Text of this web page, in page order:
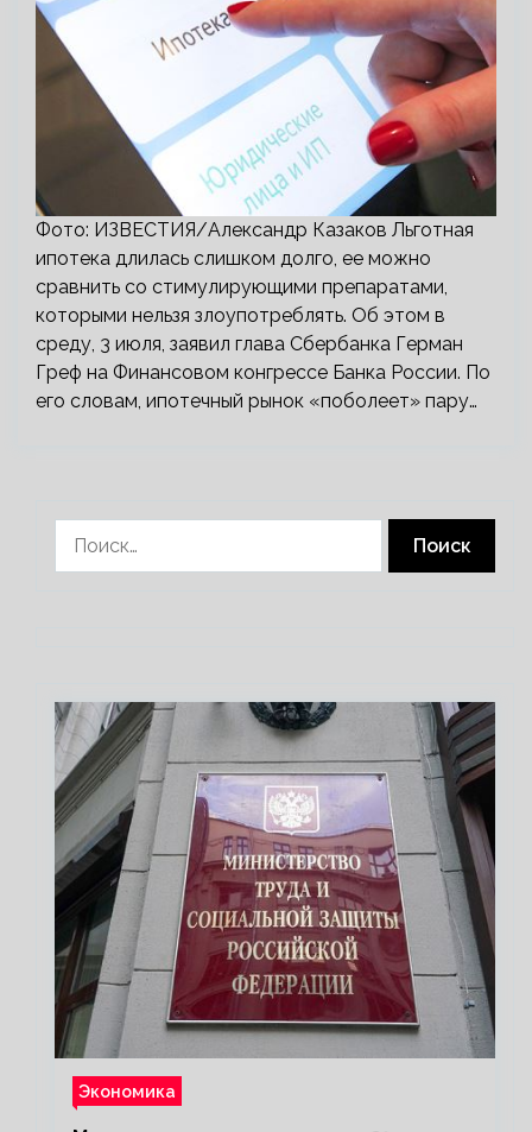
Фото: ИЗВЕСТИЯ/Александр Казаков Льготная
ипотека длилась слишком долго, ее можно
сравнить со стимулирующими препаратами,
которыми нельзя злоупотреблять. Об этом в
среду, 3 июля, заявил глава Сбербанка Герман
Греф на Финансовом конгрессе Банка России. По
его словам, ипотечный рынок «поболеет» пару…
Экономика